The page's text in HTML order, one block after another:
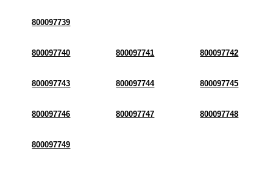
800097739
800097740 800097741 800097742
800097743 800097744 800097745
800097746 800097747 800097748
800097749